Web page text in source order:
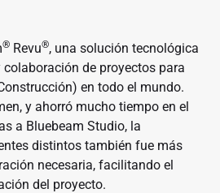
® Revu®, una solución tecnológica
de proyectos para
en todo el mundo.
y ahorró mucho tiempo en el
a Bluebeam Studio, la
distintos también fue más
necesaria, facilitando el
del proyecto.